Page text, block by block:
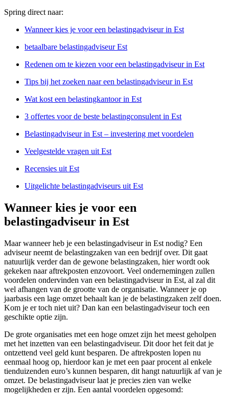
Spring direct naar:
Wanneer kies je voor een belastingadviseur in Est
betaalbare belastingadviseur Est
Redenen om te kiezen voor een belastingadviseur in Est
Tips bij het zoeken naar een belastingadviseur in Est
Wat kost een belastingkantoor in Est
3 offertes voor de beste belastingconsulent in Est
Belastingadviseur in Est – investering met voordelen
Veelgestelde vragen uit Est
Recensies uit Est
Uitgelichte belastingadviseurs uit Est
Wanneer kies je voor een
belastingadviseur in Est
Maar wanneer heb je een belastingadviseur in Est nodig? Een
adviseur neemt de belastingzaken van een bedrijf over. Dit gaat
natuurlijk verder dan de gewone belastingzaken, hier wordt ook
gekeken naar aftrekposten enzovoort. Veel ondernemingen zullen
voordelen ondervinden van een belastingadviseur in Est, al zal dit
wel afhangen van de grootte van de organisatie. Wanneer je op
jaarbasis een lage omzet behaalt kan je de belastingzaken zelf doen.
Kom je er toch niet uit? Dan kan een belastingadviseur toch een
geschikte optie zijn.
De grote organisaties met een hoge omzet zijn het meest geholpen
met het inzetten van een belastingadviseur. Dit door het feit dat je
ontzettend veel geld kunt besparen. De aftrekposten lopen nu
eenmaal hoog op, hierdoor kan je met een paar procent al enkele
tienduizenden euro’s kunnen besparen, dit hangt natuurlijk af van je
omzet. De belastingadviseur laat je precies zien van welke
mogelijkheden er zijn. Een aantal voordelen opgesomd: